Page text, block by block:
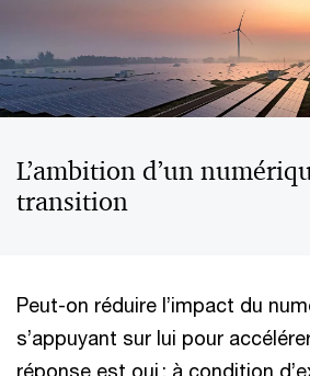
L’ambition d’un
transition
Peut-on réduire l’impact du
s’appuyant sur lui pour
réponse est oui : à condition